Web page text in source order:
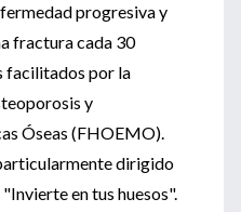
progresiva y
fractura cada 30
facilitados por la
y
Óseas (FHOEMO).
dirigido
en tus huesos".